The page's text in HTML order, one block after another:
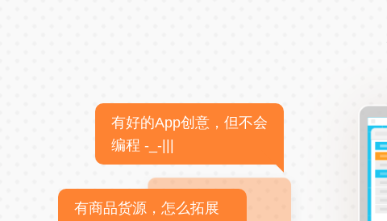
有好的App创意，但不会
编程 -_-|||
有商品货源，怎么拓展